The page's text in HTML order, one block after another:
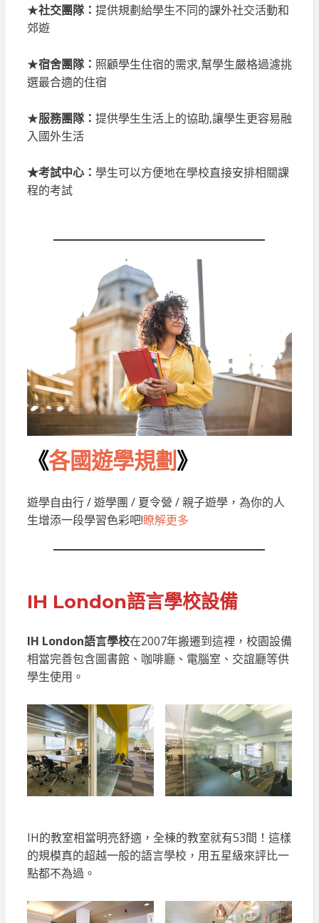
★社交團隊： 提供規劃給學生不同的課外社交活動和
郊遊
★宿舍團隊： 照顧學生住宿的需求,幫學生嚴格過濾挑
選最合適的住宿
★服務團隊： 提供學生生活上的協助,讓學生更容易融
入國外生活
★考試中心： 學生可以方便地在學校直接安排相關課
程的考試
《各國遊學規劃》
遊學自由行 / 遊學團 / 夏令營 / 親子遊學，為你的人
生增添一段學習色彩吧!瞭解更多
IH London語言學校設備
IH London語言學校在2007年搬遷到這裡，校園設備
相當完善包含圖書館、咖啡廳、電腦室、交誼廳等供
學生使用。
IH的教室相當明亮舒適，全棟的教室就有53間！這樣
的規模真的超越一般的語言學校，用五星級來評比一
點都不為過。